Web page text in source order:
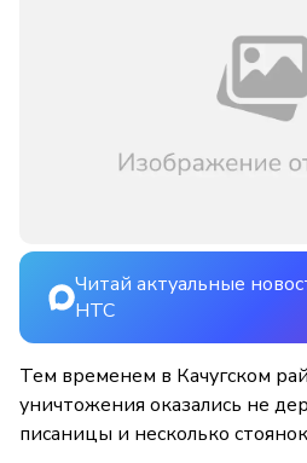
Читай актуальные
НТС
Тем временем в Качугском
уничтожения оказались не
писаницы и несколько